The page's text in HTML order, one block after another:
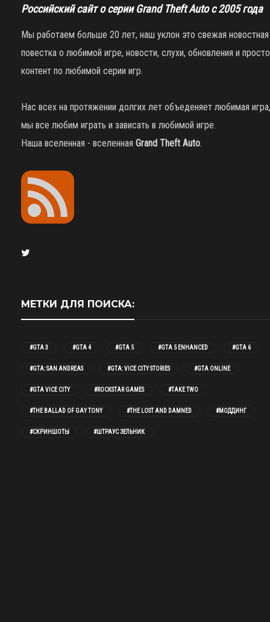
Российский сайт о серии Grand Theft Auto с 2005 года
Мы работаем больше 20 лет, наш уклон это свежая новостная
повестка о любимой игре, новости, слухи, обновления и просто
контент по любимой серии игр.
Нас всех на протяжении долгих лет объеденяет любимая игра,
мы все любим играть и зависать в любимой игре.
Наша вселенная - вселенная Grand Theft Auto.
МЕТКИ ДЛЯ ПОИСКА:
#GTA 3 #GTA 4 #GTA 5 #GTA 5 ENHANCED #GTA 6
#GTA: SAN ANDREAS #GTA: VICE CITY STORIES #GTA ONLINE
#GTA VICE CITY #ROCKSTAR GAMES #TAKE TWO
#THE BALLAD OF GAY TONY #THE LOST AND DAMNED #МОДДИНГ
#СКРИНШОТЫ #ШТРАУС ЗЕЛЬНИК